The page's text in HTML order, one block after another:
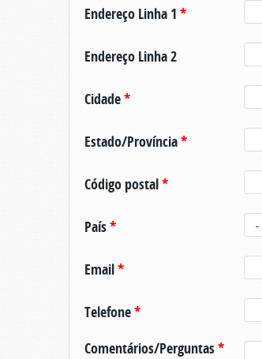
Endereço Linha 1 *
Endereço Linha 2
Cidade*
Estado/Província*
Código postal*
País*
Email*
Telefone*
Comentários/Perguntas*